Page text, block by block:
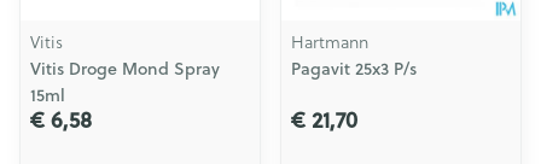
Vitis
Vitis Droge Mond Spray
15ml
€ 6,58
Hartmann
Pagavit 25x3 P/s
€ 21,70